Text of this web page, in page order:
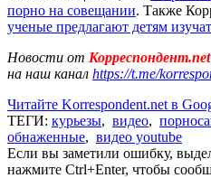
порно на совещании. Также
ученые предлагают детям
Новости от Корреспондент.net
на наш канал https://t.me/
Читайте Korrespondent.net в
ТЕГИ: курьезы, видео,
обнаженные, видео youtube
Если вы заметили ошибку,
нажмите Ctrl+Enter, чтобы